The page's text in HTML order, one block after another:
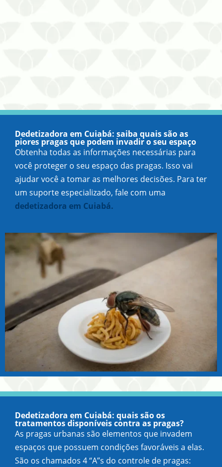
Dedetizadora em Cuiabá: saiba quais são as
piores pragas que podem invadir o seu espaço
Obtenha todas as informações necessárias para
você proteger o seu espaço das pragas. Isso vai
ajudar você a tomar as melhores decisões. Para ter
um suporte especializado, fale com uma
dedetizadora em Cuiabá.
Dedetizadora em Cuiabá: quais são os
tratamentos disponíveis contra as pragas?
As pragas urbanas são elementos que invadem
espaços que possuem condições favoráveis a elas.
São os chamados 4 “A”s do controle de pragas: